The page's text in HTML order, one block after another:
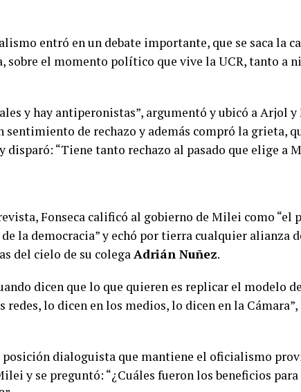
entró en un debate importante, que se saca la
sobre el momento político que vive la UCR, tanto a
y hay antiperonistas”, argumentó y ubicó a Arjol
sentimiento de rechazo y además compró la grieta,
disparó: “Tiene tanto rechazo al pasado que elige a
Fonseca calificó al gobierno de Milei como “el
la democracia” y echó por tierra cualquier alianza
del cielo de su colegaAdrián Nuñez.
dicen que lo que quieren es replicar el modelo
lo dicen en los medios, lo dicen en la Cámara”,
dialoguista que mantiene el oficialismo
y se preguntó: “¿Cuáles fueron los beneficios